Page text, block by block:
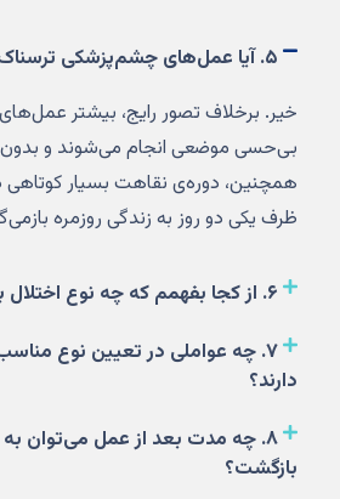
۵. آیا عمل‌های چشم‌پزشکی ترسناک هستند؟
خیر. برخلاف تصور رایج، بیشتر
بی‌حسی موضعی انجام می‌شوند و
همچنین، دوره‌ی نقاهت بسیار کوتاهی
ظرف یکی دو روز به زندگی روزمره
۶. از کجا بفهمم که چه نوع اختلال بینایی دارم؟
۷. چه عواملی در تعیین نوع
دارند؟
۸. چه مدت بعد از عمل می‌توان
بازگشت؟